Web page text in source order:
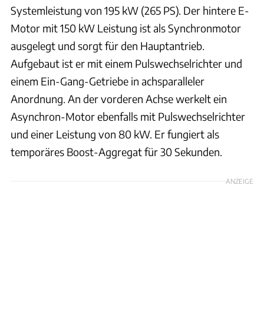
Systemleistung von 195 kW (265 PS). Der hintere E-
Motor mit 150 kW Leistung ist als Synchronmotor
ausgelegt und sorgt für den Hauptantrieb.
Aufgebaut ist er mit einem Pulswechselrichter und
einem Ein-Gang-Getriebe in achsparalleler
Anordnung. An der vorderen Achse werkelt ein
Asynchron-Motor ebenfalls mit Pulswechselrichter
und einer Leistung von 80 kW. Er fungiert als
temporäres Boost-Aggregat für 30 Sekunden.
ANZEIGE